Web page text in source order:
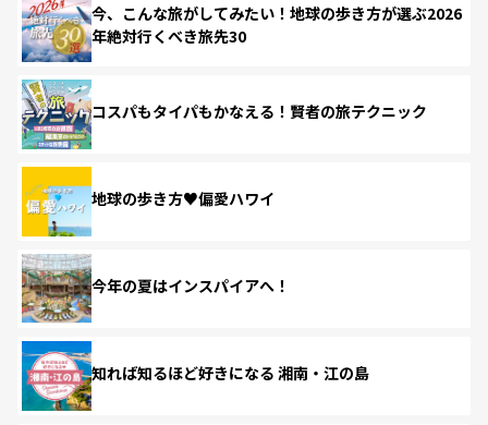
今、こんな旅がしてみたい！地球の歩き方が選ぶ2026
年絶対行くべき旅先30
コスパもタイパもかなえる！賢者の旅テクニック
地球の歩き方♥偏愛ハワイ
今年の夏はインスパイアへ！
知れば知るほど好きになる 湘南・江の島